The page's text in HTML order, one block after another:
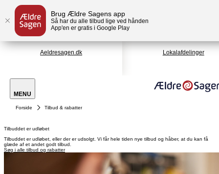
Brug Ældre Sagens app
Så har du alle tilbud lige ved hånden
App'en er gratis i Google Play
Aeldresagen.dk Lokalafdelinger
MENU
Forside Tilbud & rabatter
Tilbuddet er udløbet
Tilbuddet er udløbet, eller der er udsolgt. Vi får hele tiden nye tilbud og håber, at du kan få
glæde af et andet godt tilbud.
Søg i alle tilbud og rabatter